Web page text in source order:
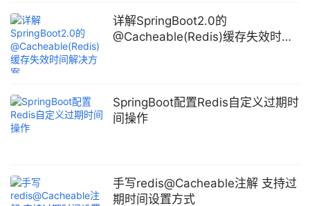
token = UUID.randomUUID().toString(); //把用户信息写入redis
jedisClient.set(REDIS_USER_SESSION_KEY + ":"
详解SpringBoot2.0的
@Cacheable(Redis)缓存失效时间
SpringBoot配置Redis自定义过期时
间操作
手写redis@Cacheable注解 支持过
期时间设置方式